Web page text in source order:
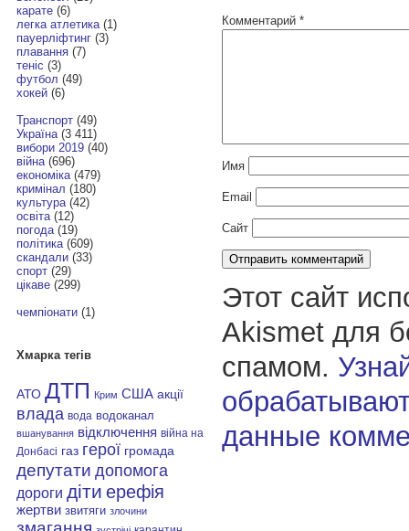
карате(6)
легка атлетика(1)
пауерліфтинг(3)
плавання(7)
теніс (3)
футбол (49)
хокей(6)
Транспорт(49)
Україна(3 411)
вибори 2019(40)
війна(696)
економіка(479)
кримінал (180)
культура(42)
освіта(12)
погода(19)
політика(609)
скандали(33)
спорт(29)
цікаве(299)
чемпіонати(1)
Хмарка тегів
АТО ДТП Крим США акції
влада вода водоканал
вшанування відключення війна на
Донбасі газ герої громада
депутати допомога
дороги діти ерефія
жертви звитяги злочини
Комментарий *
Имя
Email
Сайт
Этот сайт
Akismet для
спамом.
данные